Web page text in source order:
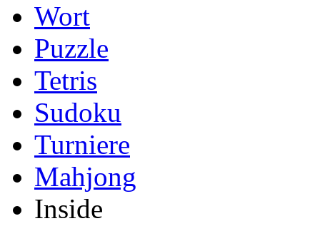
Wort
Puzzle
Tetris
Sudoku
Turniere
Mahjong
Inside